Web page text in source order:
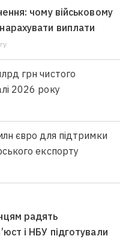
чому військовому
виплати
грн чистого
2026 року
євро для підтримки
експорту
радять
і НБУ підготували